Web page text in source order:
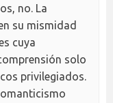
no. La
su mismidad
cuya
solo
privilegiados.